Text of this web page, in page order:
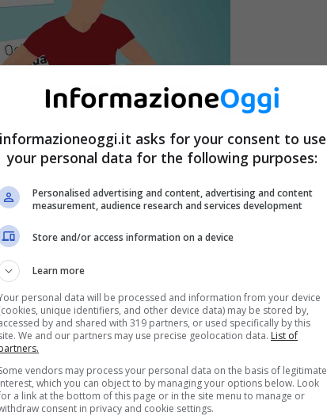
a favore di lavoratori che non possono
continuative nel corso del tempo e che, dunque,
economico per il paese.
informazioneoggi.it asks for your consent to use
your personal data for the following purposes:
Personalised advertising and content, advertising and content
measurement, audience research and services development
Store and/or access information on a device
Learn more
personal data will be processed and information from your device
unique identifiers, and other device data) may be stored by,
by and shared with 319 partners, or used specifically by this
We and our partners may use precise geolocation data. List of
vendors may process your personal data on the basis of legitimate
which you can object to by managing your options below. Look
a link at the bottom of this page or in the site menu to manage or
consent in privacy and cookie settings.